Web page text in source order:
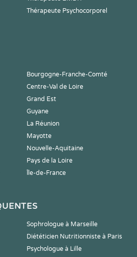
Thérapeute Psychocorporel
Bourgogne-Franche-Comté
Centre-Val de Loire
Grand Est
Guyane
La Réunion
Mayotte
Nouvelle-Aquitaine
Pays de la Loire
Île-de-France
Sophrologue à Marseille
Diététicien Nutritionniste à Paris
Psychologue à Lille